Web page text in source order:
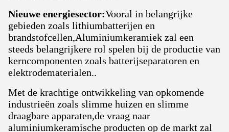
Nieuwe energiesector:Vooral in belangrijke
gebieden zoals lithiumbatterijen en
brandstofcellen,Aluminiumkeramiek zal een
steeds belangrijkere rol spelen bij de productie van
kerncomponenten zoals batterijseparatoren en
elektrodematerialen..
Met de krachtige ontwikkeling van opkomende
industrieën zoals slimme huizen en slimme
draagbare apparaten,de vraag naar
aluminiumkeramische producten op de markt zal